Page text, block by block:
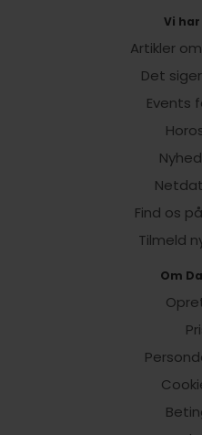
Vi
Artikler
Det
Events
Find os
Tilmeld
Om